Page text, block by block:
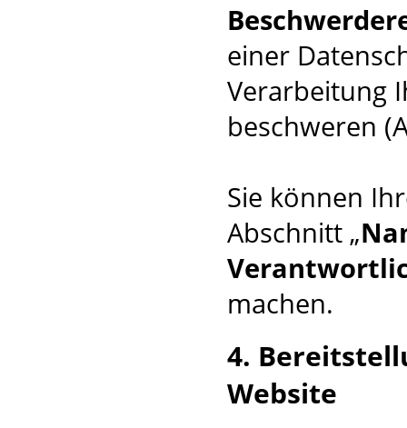
einer
Verarbeitung
beschweren
Sie können
Abschnitt „
machen.
4.
Website